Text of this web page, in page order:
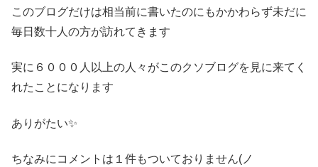
このブログだけは相当前に書いたのにもかかわらず未だに
毎日数十人の方が訪れてきます
実に６０００人以上の人々がこのクソブログを見に来てく
れたことになります
ありがたい✨
ちなみにコメントは１件もついておりません(ノ